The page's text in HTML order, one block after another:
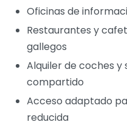
Oficinas de
Restaurantes y
gallegos
Alquiler de coches
compartido
Acceso adaptado
reducida